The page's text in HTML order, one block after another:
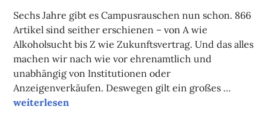
Sechs Jahre gibt es Campusrauschen nun schon. 866
Artikel sind seither erschienen – von A wie
Alkoholsucht bis Z wie Zukunftsvertrag. Und das alles
machen wir nach wie vor ehrenamtlich und
unabhängig von Institutionen oder
Anzeigenverkäufen. Deswegen gilt ein großes …
866 in sechs
weiterlesen